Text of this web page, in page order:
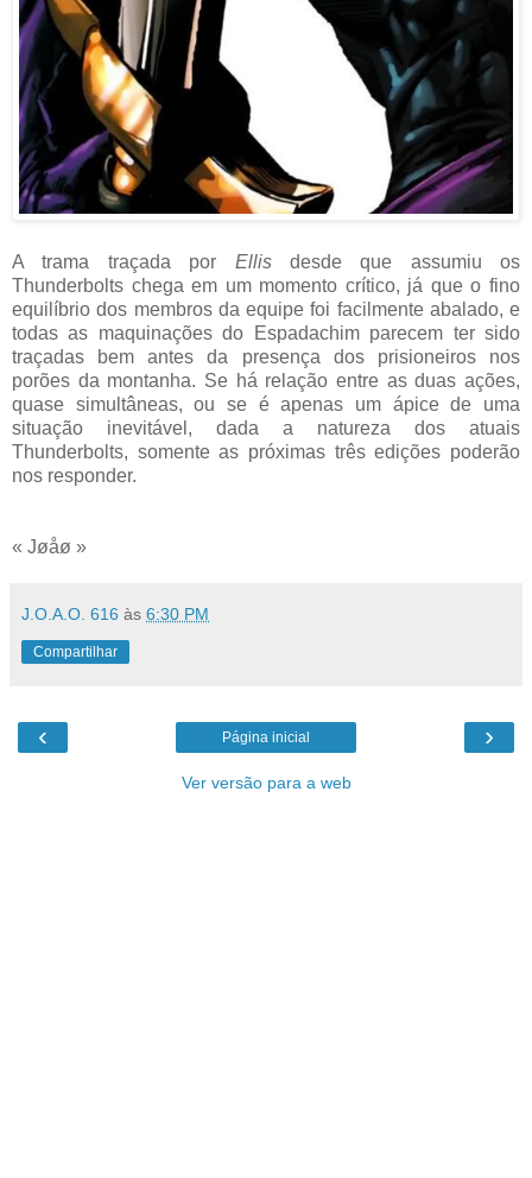
A trama traçada por Ellisdesde que assumiu os
Thunderbolts chega em um momento crítico, já que o fino
equilíbrio dos membros da equipe foi facilmente abalado, e
todas as maquinações do Espadachim parecem ter sido
traçadas bem antes da presença dos prisioneiros nos
porões da montanha. Se há relação entre as duas ações,
quase simultâneas, ou se é apenas um ápice de uma
situação inevitável, dada a natureza dos atuais
Thunderbolts, somente as próximas três edições poderão
nos responder.
« Jøåø »
J.O.A.O. 616 às 6:30 PM
Compartilhar
‹ ›
Página inicial
Ver versão para a web